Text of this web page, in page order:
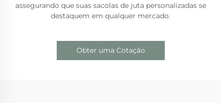
assegurando que suas sacolas de juta personalizadas se
destaquem em qualquer mercado.
Obter uma Cotação